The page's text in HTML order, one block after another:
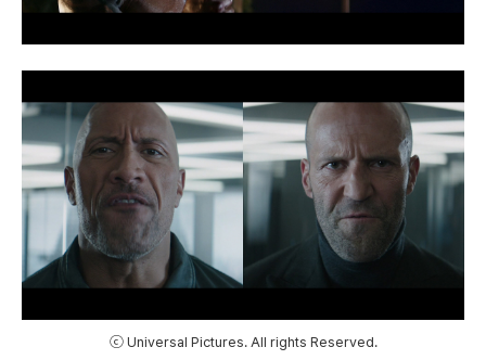
ⓒ Universal Pictures. All rights Reserved.